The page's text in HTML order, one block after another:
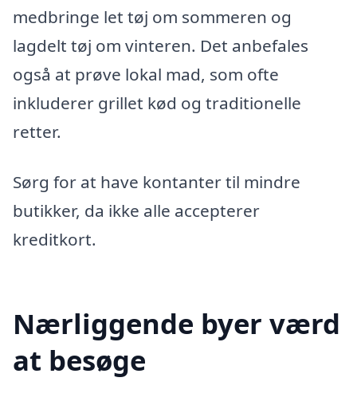
medbringe let tøj om sommeren og
lagdelt tøj om vinteren. Det anbefales
også at prøve lokal mad, som ofte
inkluderer grillet kød og traditionelle
retter.
Sørg for at have kontanter til mindre
butikker, da ikke alle accepterer
kreditkort.
Nærliggende byer værd
at besøge